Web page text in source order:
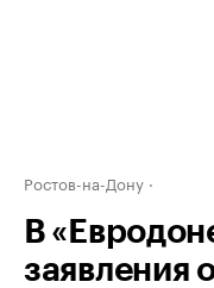
Ростов-на-Дону
В
заявления